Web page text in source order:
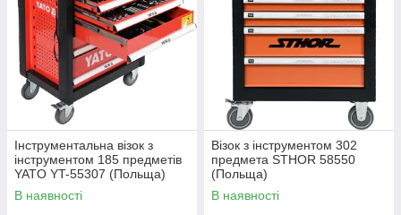
Інструментальна візок з
інструментом 185 предметів
YATO YT-55307 (Польща)
В наявності
Візок з інструментом 302
предмета STHOR 58550
(Польща)
В наявності